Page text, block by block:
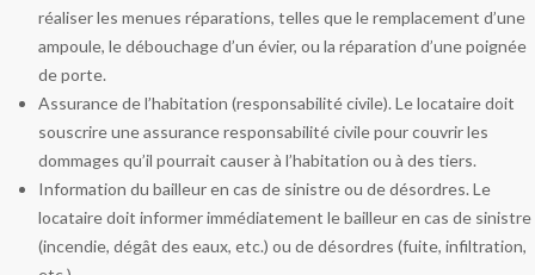
réaliser les menues réparations, telles que le remplacement d’une
ampoule, le débouchage d’un évier, ou la réparation d’une poignée
de porte.
Assurance de l’habitation (responsabilité civile). Le locataire doit
souscrire une assurance responsabilité civile pour couvrir les
dommages qu’il pourrait causer à l’habitation ou à des tiers.
Information du bailleur en cas de sinistre ou de désordres. Le
locataire doit informer immédiatement le bailleur en cas de sinistre
(incendie, dégât des eaux, etc.) ou de désordres (fuite, infiltration,